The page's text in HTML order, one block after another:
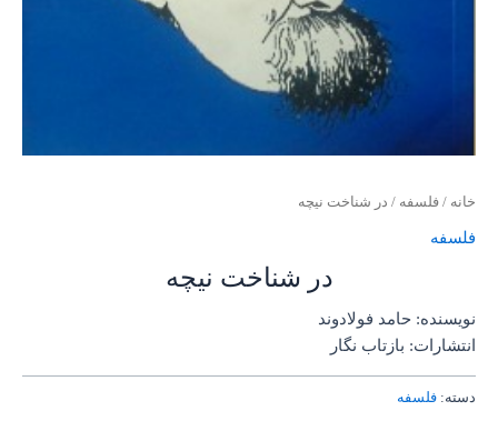
خانه / فلسفه / در شناخت نیچه
فلسفه
در شناخت نیچه
نویسنده: حامد فولادوند
انتشارات: بازتاب نگار
دسته: فلسفه